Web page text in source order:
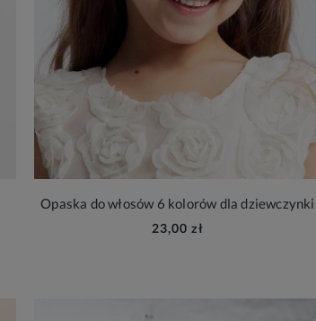
Opaska do włosów 6 kolorów dla dziewczynki
23,00 zł